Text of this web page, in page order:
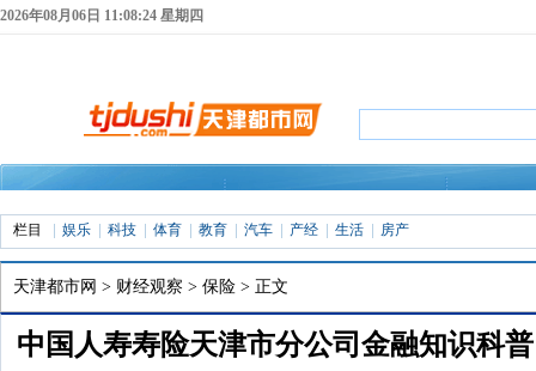
2026年08月06日 11:08:24 星期四
栏目 娱乐 科技 体育 教育 汽车 产经 生活 房产
天津都市网 > 财经观察 > 保险 > 正文
中国人寿寿险天津市分公司金融知识科